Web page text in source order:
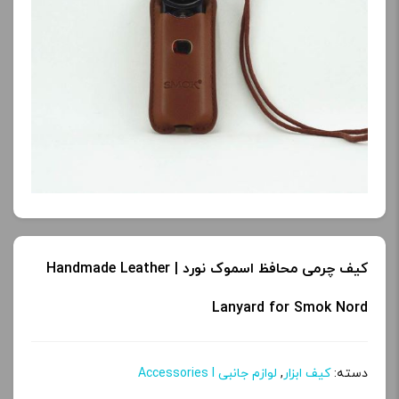
کیف چرمی محافظ اسموک نورد | Handmade Leather
Lanyard for Smok Nord
دسته:کیف ابزار , لوازم جانبی Accessories l